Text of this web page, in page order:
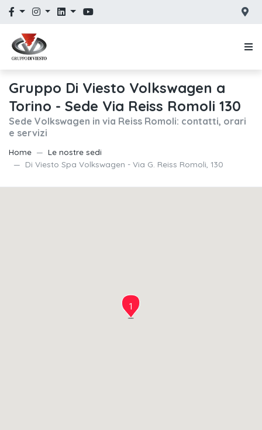
Gruppo Di Viesto Volkswagen a
Torino - Sede Via Reiss Romoli 130
Sede Volkswagen in via Reiss Romoli: contatti, orari
e servizi
Home
Le nostre sedi
Di Viesto Spa Volkswagen - Via G. Reiss Romoli, 130
1